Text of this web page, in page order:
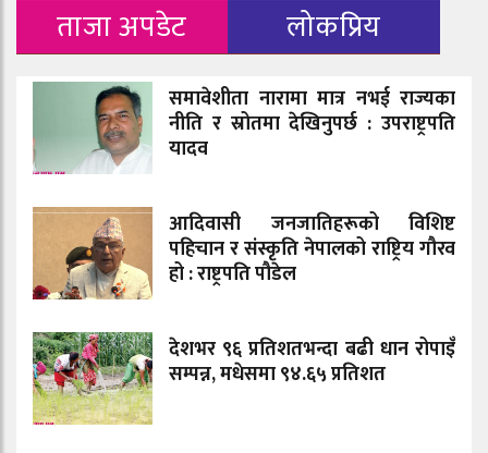
ताजा अपडेट लोकप्रिय
समावेशीता नारामा मात्र नभई राज्यका
नीति र स्रोतमा देखिनुपर्छ : उपराष्ट्रपति
यादव
आदिवासी जनजातिहरूको विशिष्ट
पहिचान र संस्कृति नेपालको राष्ट्रिय गौरव
हो : राष्ट्रपति पौडेल
देशभर ९६ प्रतिशतभन्दा बढी धान रोपाइँ
सम्पन्न, मधेसमा ९४.६५ प्रतिशत